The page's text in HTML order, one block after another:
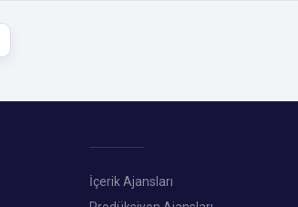
İçerik Ajansları